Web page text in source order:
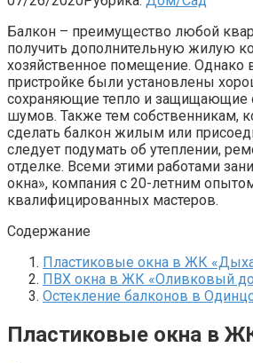
Балкон – преимущество любой
получить дополнительную жилую
хозяйственное помещение. Однако
пристройке были установлены
сохраняющие тепло и защищающие
шумов. Также тем собственникам,
сделать балкон жилым или
следует подумать об утеплении,
отделке. Всеми этими работами
окна», компания с 20-летним
квалифицированных мастеров.
Содержание
Пластиковые окна в ЖК
ПВХ окна в ЖК «Оливковый
Остекление балконов в
Пластиковые окна в